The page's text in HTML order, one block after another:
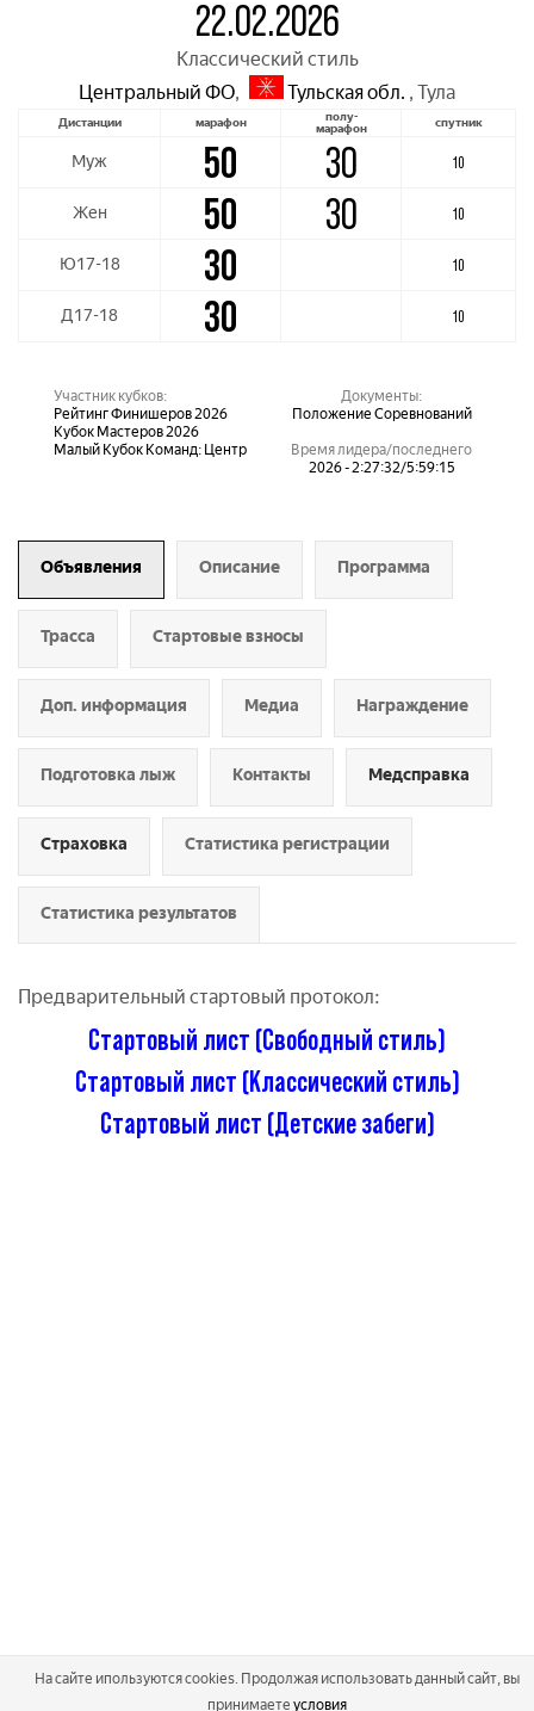
22.02.2026
Классический стиль
Центральный ФО, Тульская обл. ,Тула
Дистанции марафон полу-
марафон спутник
Муж 50 30 10
Жен 50 30 10
Ю17-18 30 10
Д17-18 30 10
Участник кубков:
Рейтинг Финишеров 2026
Кубок Мастеров 2026
Малый Кубок Команд: Центр
Документы:
Положение Соревнований
Время лидера/последнего
2026 - 2:27:32/5:59:15
Объявления Описание Программа
Трасса Стартовые взносы
Доп. информация Медиа Награждение
Подготовка лыж Контакты Медсправка
Страховка Статистика регистрации
Статистика результатов
Предварительный стартовый протокол:
Стартовый лист (Свободный стиль)
Стартовый лист (Классический стиль)
Стартовый лист (Детские забеги)
На сайте ипользуются cookies. Продолжая использовать данный сайт, вы
принимаете условия